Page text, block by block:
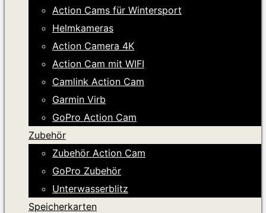
Action Cams für Wintersport
Helmkameras
Action Camera 4K
Action Cam mit WIFI
Camlink Action Cam
Garmin Virb
GoPro Action Cam
Zubehör
Zubehör Action Cam
GoPro Zubehör
Unterwasserblitz
Speicherkarten